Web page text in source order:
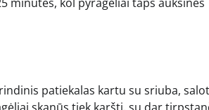
patiekalas kartu su sriuba,